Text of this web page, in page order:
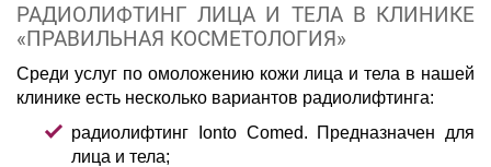
РАДИОЛИФТИНГ ЛИЦА И ТЕЛА В КЛИНИКЕ
«ПРАВИЛЬНАЯ КОСМЕТОЛОГИЯ»
Среди услуг по омоложению кожи лица и тела в нашей
клинике есть несколько вариантов радиолифтинга:
радиолифтинг Ionto Comed. Предназначен для
лица и тела;